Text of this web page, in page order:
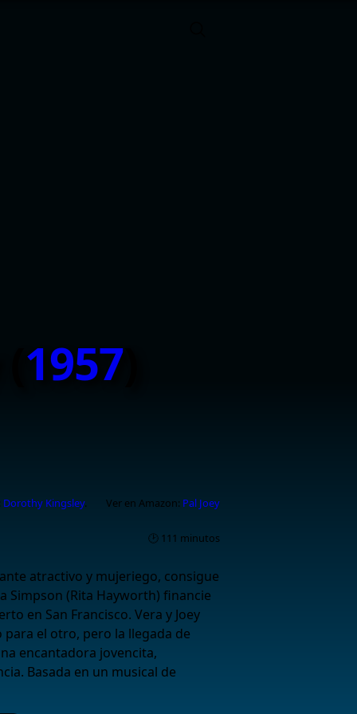
1957
Dorothy Kingsley. Ver en Amazon: Pal Joey
🕑 111 minutos
atractivo y mujeriego, consigue
Simpson (Rita Hayworth) financie
en San Francisco. Vera y Joey
el otro, pero la llegada de
encantadora jovencita,
Basada en un musical de